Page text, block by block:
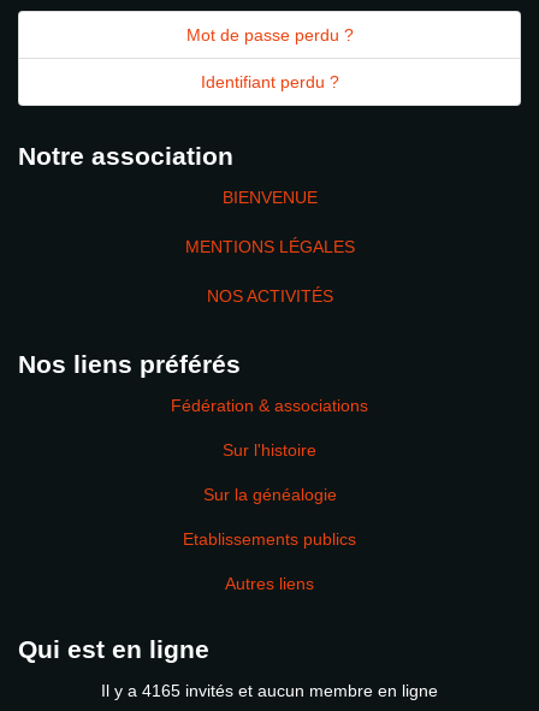
Mot de passe perdu ?
Identifiant perdu ?
Notre association
BIENVENUE
MENTIONS LÉGALES
NOS ACTIVITÉS
Nos liens préférés
Fédération & associations
Sur l'histoire
Sur la généalogie
Etablissements publics
Autres liens
Qui est en ligne
Il y a 4165 invités et aucun membre en ligne